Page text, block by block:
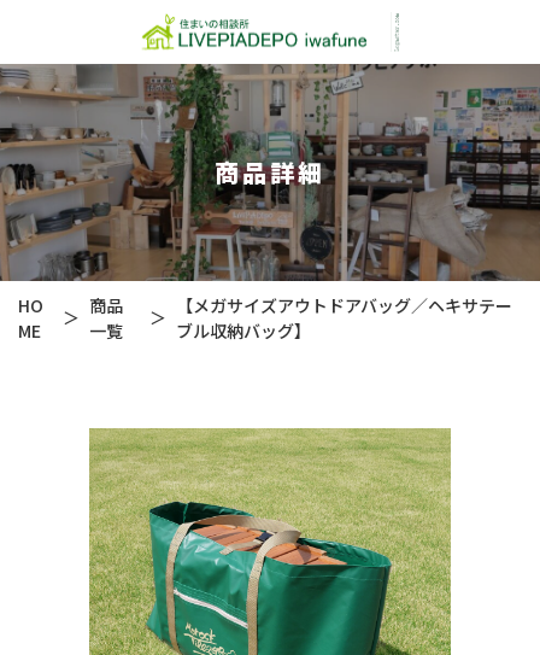
商品詳細
HO
ME
＞
商品
一覧
＞
【メガサイズアウトドアバッグ／ヘキサテー
ブル収納バッグ】